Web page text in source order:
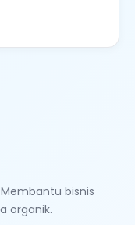
bisnis
organik.